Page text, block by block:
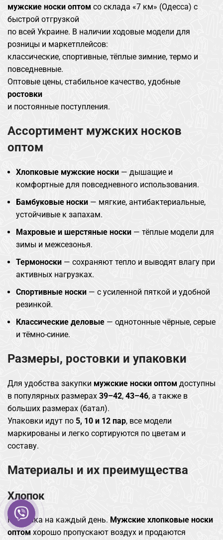
мужские носки оптом со склада «7 км» (Одесса) с
быстрой отгрузкой
по всей Украине. В наличии ходовые модели для
розницы и маркетплейсов:
классические, спортивные, тёплые зимние, термо и
повседневные.
Оптовые цены, стабильное качество, удобные
ростовки
и постоянные поступления.
Ассортимент мужских носков
оптом
Хлопковые мужские носки — дышащие и
комфортные для повседневного использования.
Бамбуковые носки — мягкие, антибактериальные,
устойчивые к запахам.
Махровые и шерстяные носки — тёплые модели для
зимы и межсезонья.
Термоноски — сохраняют тепло и выводят влагу при
активных нагрузках.
Спортивные носки — с усиленной пяткой и удобной
резинкой.
Классические деловые — однотонные чёрные, серые
и тёмно-синие.
Размеры, ростовки и упаковки
Для удобства закупки мужские носки оптом доступны
в популярных размерах 39–42, 43–46, а также в
больших размерах (батал).
Упаковки идут по 5, 10 и 12 пар, все модели
маркированы и легко сортируются по цветам и
составу.
Материалы и их преимущества
Хлопок
Классика на каждый день. Мужские хлопковые носки
оптомхорошо пропускают воздух и продаются